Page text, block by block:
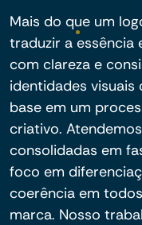
Mais do que um
traduzir a essência
com clareza e
identidades visuais
base em um
criativo.
consolidadas em
foco em
coerência em
marca. Nosso